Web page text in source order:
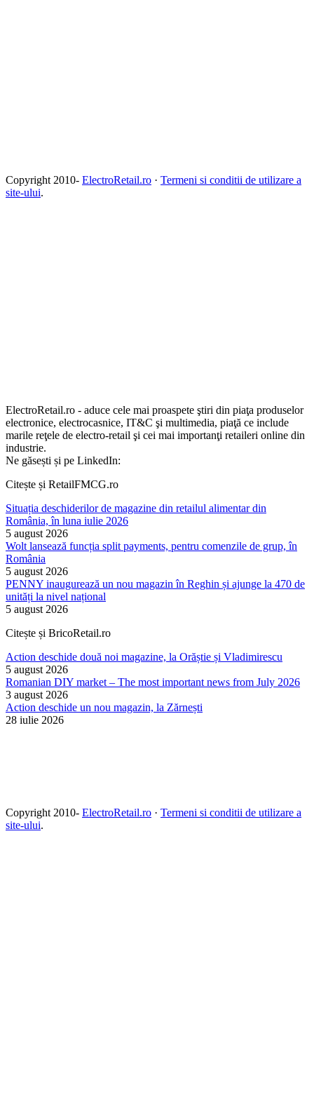
Copyright 2010- ElectroRetail.ro · Termeni si conditii de utilizare a
site-ului.
ElectroRetail.ro - aduce cele mai proaspete ştiri din piaţa produselor
electronice, electrocasnice, IT&C şi multimedia, piaţă ce include
marile reţele de electro-retail şi cei mai importanţi retaileri online din
industrie.
Ne găsești și pe LinkedIn:
Citește și RetailFMCG.ro
Situația deschiderilor de magazine din retailul alimentar din
România, în luna iulie 2026
5 august 2026
Wolt lansează funcția split payments, pentru comenzile de grup, în
România
5 august 2026
PENNY inaugurează un nou magazin în Reghin și ajunge la 470 de
unități la nivel național
5 august 2026
Citește și BricoRetail.ro
Action deschide două noi magazine, la Orăștie și Vladimirescu
5 august 2026
Romanian DIY market – The most important news from July 2026
3 august 2026
Action deschide un nou magazin, la Zărnești
28 iulie 2026
Copyright 2010- ElectroRetail.ro · Termeni si conditii de utilizare a
site-ului.